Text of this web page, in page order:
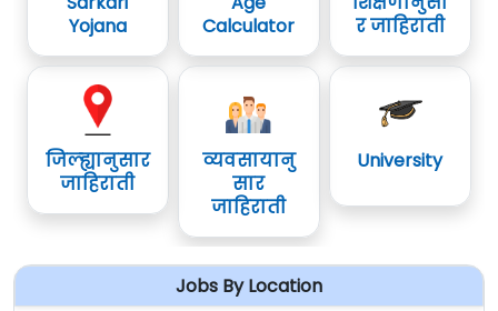
Yojana
Calculator
र जाहिराती
जिल्ह्यानुसार
जाहिराती
व्यवसायानु
सार
जाहिराती
University
Jobs By Location